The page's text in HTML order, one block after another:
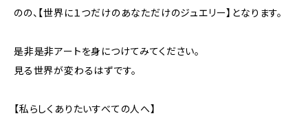
のの、【世界に１つだけのあなただけのジュエリー】となります。
是非是非アートを身につけてみてください。
見る世界が変わるはずです。
【私らしくありたいすべての人へ】